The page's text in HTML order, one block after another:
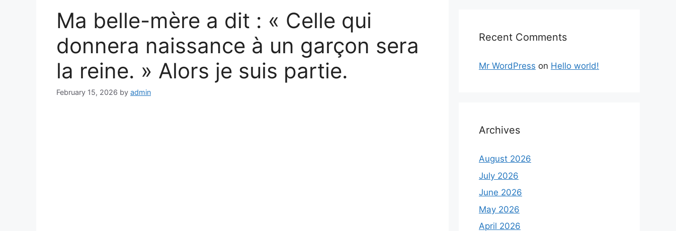
Ma belle-mère a dit : « Celle qui
donnera naissance à un garçon sera
la reine. » Alors je suis partie.
February 15, 2026 by admin
Recent Comments
Mr WordPress on Hello world!
Archives
August 2026
July 2026
June 2026
May 2026
April 2026